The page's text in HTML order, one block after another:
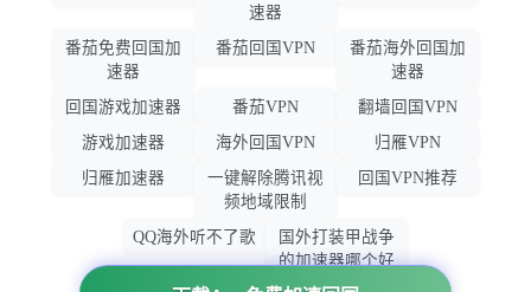
速器
番茄免费回国加
速器
番茄回国VPN
番茄海外回国加
速器
回国游戏加速器
番茄VPN
翻墙回国VPN
游戏加速器
海外回国VPN
归雁VPN
归雁加速器
一键解除腾讯视
频地域限制
回国VPN推荐
QQ海外听不了歌
国外打装甲战争
的加速器哪个好
用